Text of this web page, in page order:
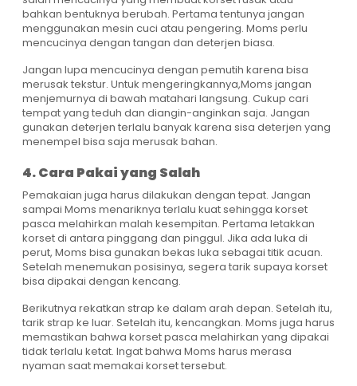
bahkan bentuknya berubah. Pertama tentunya jangan
menggunakan mesin cuci atau pengering. Moms perlu
mencucinya dengan tangan dan deterjen biasa.
Jangan lupa mencucinya dengan pemutih karena bisa
merusak tekstur. Untuk mengeringkannya,Moms jangan
menjemurnya di bawah matahari langsung. Cukup cari
tempat yang teduh dan diangin-anginkan saja. Jangan
gunakan deterjen terlalu banyak karena sisa deterjen yang
menempel bisa saja merusak bahan.
4. Cara Pakai yang Salah
Pemakaian juga harus dilakukan dengan tepat. Jangan
sampai Moms menariknya terlalu kuat sehingga korset
pasca melahirkan malah kesempitan. Pertama letakkan
korset di antara pinggang dan pinggul. Jika ada luka di
perut, Moms bisa gunakan bekas luka sebagai titik acuan.
Setelah menemukan posisinya, segera tarik supaya korset
bisa dipakai dengan kencang.
Berikutnya rekatkan strap ke dalam arah depan. Setelah itu,
tarik strap ke luar. Setelah itu, kencangkan. Moms juga harus
memastikan bahwa korset pasca melahirkan yang dipakai
tidak terlalu ketat. Ingat bahwa Moms harus merasa
nyaman saat memakai korset tersebut.